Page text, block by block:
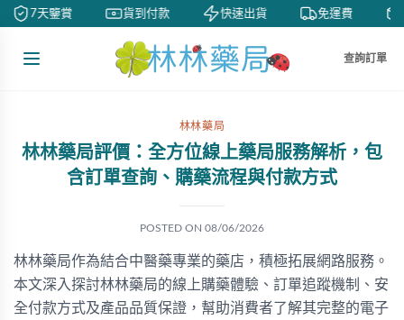
7天鑒賞 貨到付款 快速出貨 免運費
查詢訂單
林林藥局
林林藥局評價：全方位線上藥局服務解析，包
含訂單查詢、購藥流程與付款方式
POSTED ON 08/06/2026
林林藥局作為結合中醫藥專業的藥店，積極拓展網路服務。
本文深入探討林林藥局的線上購藥體驗、訂單追蹤機制、安
全付款方式及產品品質保證，幫助消費者了解其完整的電子